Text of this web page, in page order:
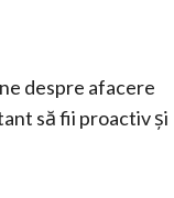
despre afacere
să fii proactiv și